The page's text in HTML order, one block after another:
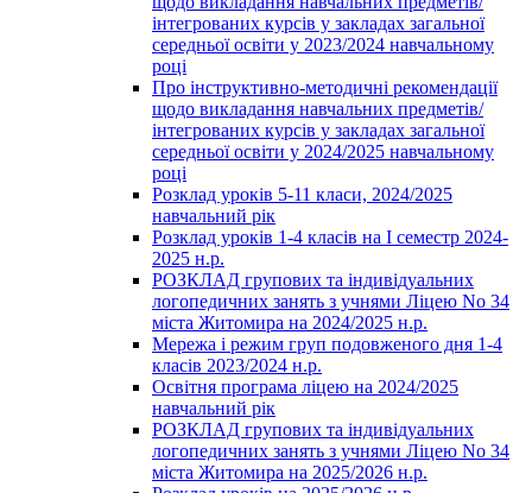
інтегрованих курсів у закладах загальної
середньої освіти у 2023/2024 навчальному
році
Про інструктивно-методичні рекомендації
щодо викладання навчальних предметів/
інтегрованих курсів у закладах загальної
середньої освіти у 2024/2025 навчальному
році
Розклад уроків 5-11 класи, 2024/2025
навчальний рік
Розклад уроків 1-4 класів на І семестр 2024-
2025 н.р.
РОЗКЛАД групових та індивідуальних
логопедичних занять з учнями Ліцею No 34
міста Житомира на 2024/2025 н.р.
Мережа і режим груп подовженого дня 1-4
класів 2023/2024 н.р.
Освітня програма ліцею на 2024/2025
навчальний рік
РОЗКЛАД групових та індивідуальних
логопедичних занять з учнями Ліцею No 34
міста Житомира на 2025/2026 н.р.